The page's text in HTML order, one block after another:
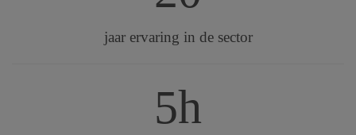
jaar ervaring in de sector
5h